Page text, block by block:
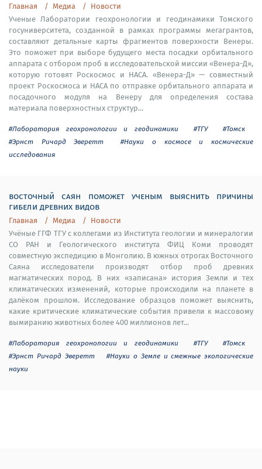
Главная Медиа
Новости
Ученые Лаборатории геохронологии и геодинамики Томского
госуниверситета, созданной в рамках программы мегагрантов,
составляют детальные карты фрагментов поверхности Венеры.
Это поможет при выборе будущего места посадки орбитального
аппарата с отбором проб в исследовательской миссии «Венера-Д»,
которую готовят Роскосмос и НАСА. «Венера-Д» — совместный
проект Роскосмоса и НАСА по отправке орбитального аппарата и
посадочного модуля на Венеру для определения состава
материала поверхностных структур...
#Лаборатория геохронологии и геодинамики #ТГУ
#Томск
#Эрнст Ричард Эверетт
#Науки о космосе и космические
исследования
восточный саян поможет ученым выяснить причины
гибели древних видов
Главная Медиа
Новости
Учёные ГГФ ТГУ с коллегами из Института геологии и минералогии
СО РАН и Геологического института ФИЦ Коми проводят
совместную экспедицию в Монголию. В южных отрогах Восточного
Саяна исследователи производят отбор проб древних
магматических пород. В них «записана» история Земли и тех
климатических изменений, которые происходили на планете в
далёком прошлом. Исследование образцов поможет выяснить,
какие критические климатические события привели к массовому
вымиранию животных более 400 миллионов лет...
#Лаборатория геохронологии и геодинамики #ТГУ
#Томск
#Эрнст Ричард Эверетт
#Науки о Земле и смежные экологические
науки